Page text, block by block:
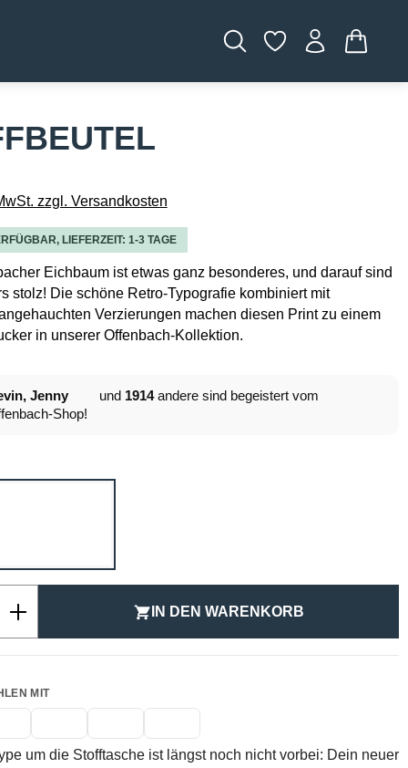
zzgl. Versandkosten
LIEFERZEIT: 1-3 TAGE
Eichbaum ist etwas ganz besonderes, und darauf sind
stolz! Die schöne Retro-Typografie kombiniert mit
Verzierungen machen diesen Print zu einem
in unserer Offenbach-Kollektion.
Jenny und 1914andere sind begeistert vom
Shop!
Anzahl: Gib den gewünschten Wert ein
IN DEN WARENKORB
MIT
um die Stofftasche ist längst noch nicht vorbei: Dein neuer